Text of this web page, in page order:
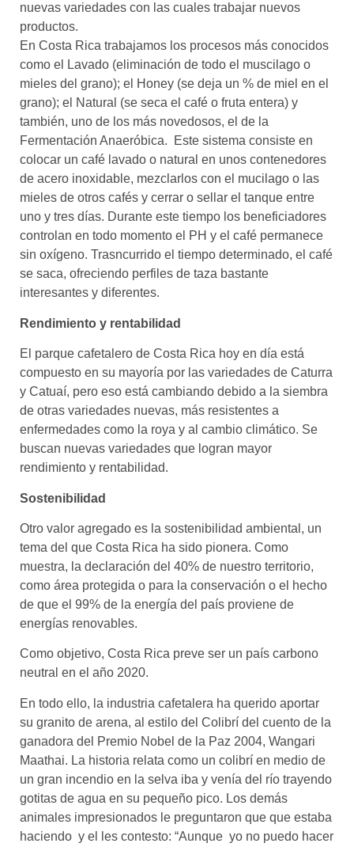
nuevas variedades con las cuales trabajar nuevos
productos.
En Costa Rica trabajamos los procesos más conocidos
como el Lavado (eliminación de todo el muscilago o
mieles del grano); el Honey (se deja un % de miel en el
grano); el Natural (se seca el café o fruta entera) y
también, uno de los más novedosos, el de la
Fermentación Anaeróbica. Este sistema consiste en
colocar un café lavado o natural en unos contenedores
de acero inoxidable, mezclarlos con el mucilago o las
mieles de otros cafés y cerrar o sellar el tanque entre
uno y tres días. Durante este tiempo los beneficiadores
controlan en todo momento el PH y el café permanece
sin oxígeno. Trasncurrido el tiempo determinado, el café
se saca, ofreciendo perfiles de taza bastante
interesantes y diferentes.
Rendimiento y rentabilidad
El parque cafetalero de Costa Rica hoy en día está
compuesto en su mayoría por las variedades de Caturra
y Catuaí, pero eso está cambiando debido a la siembra
de otras variedades nuevas, más resistentes a
enfermedades como la roya y al cambio climático. Se
buscan nuevas variedades que logran mayor
rendimiento y rentabilidad.
Sostenibilidad
Otro valor agregado es la sostenibilidad ambiental, un
tema del que Costa Rica ha sido pionera. Como
muestra, la declaración del 40% de nuestro territorio,
como área protegida o para la conservación o el hecho
de que el 99% de la energía del país proviene de
energías renovables.
Como objetivo, Costa Rica preve ser un país carbono
neutral en el año 2020.
En todo ello, la industria cafetalera ha querido aportar
su granito de arena, al estilo del Colibrí del cuento de la
ganadora del Premio Nobel de la Paz 2004, Wangari
Maathai. La historia relata como un colibrí en medio de
un gran incendio en la selva iba y venía del río trayendo
gotitas de agua en su pequeño pico. Los demás
animales impresionados le preguntaron que que estaba
haciendo y el les contesto: “Aunque yo no puedo hacer